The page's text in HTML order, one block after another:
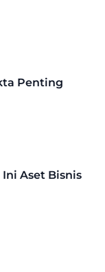
Penting
Aset Bisnis